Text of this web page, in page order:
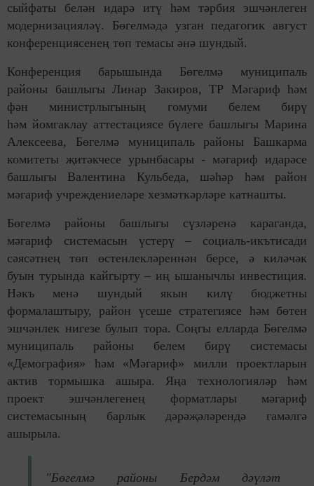
сыйфаты белән идарә итү һәм тәрбия эшчәнлеген
модернизацияләү. Бөгелмәдә узган педагогик август
конференциясенең төп темасы әнә шундый.
Конференция барышында Бөгелмә муниципаль
районы башлыгы Линар Закиров, ТР Мәгариф һәм
фән министрлыгының гомуми белем бирү
һәм йомгаклау аттестациясе бүлеге башлыгы Марина
Алексеева, Бөгелмә муниципаль районы Башкарма
комитеты җитәкчесе урынбасары - мәгариф идарәсе
башлыгы Валентина Кульбеда, шәһәр һәм район
мәгариф учреждениеләре хезмәткәрләре катнашты.
Бөгелмә районы башлыгы сүзләренә караганда,
мәгариф системасын үстерү – социаль-икътисади
сәясәтнең төп өстенлекләреннән берсе, ә киләчәк
буын турында кайгырту – иң ышанычлы инвестиция.
Нәкъ менә шундый якын килү бюджетны
формалаштыру, район үсеше стратегиясе һәм бөтен
эшчәнлек нигезе булып тора. Соңгы елларда Бөгелмә
муниципаль районы белем бирү системасы
«Демография» һәм «Мәгариф» милли проектларын
актив тормышка ашыра. Яңа технологияләр һәм
проект эшчәнлегенең форматлары мәгариф
системасының барлык дәрәҗәләрендә гамәлгә
ашырыла.
"Бөгелмә районы Бердәм дәүләт